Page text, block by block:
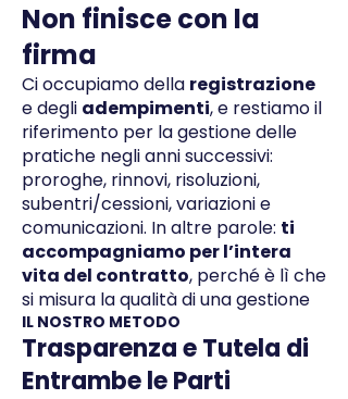
Non finisce con la
firma
Ci occupiamo della registrazione
e degli adempimenti, e restiamo il
riferimento per la gestione delle
pratiche negli anni successivi:
proroghe, rinnovi, risoluzioni,
subentri/cessioni, variazioni e
comunicazioni. In altre parole: ti
accompagniamo per l’intera
vita del contratto, perché è lì che
si misura la qualità di una gestione
IL NOSTRO METODO
Trasparenza e Tutela di
Entrambe le Parti